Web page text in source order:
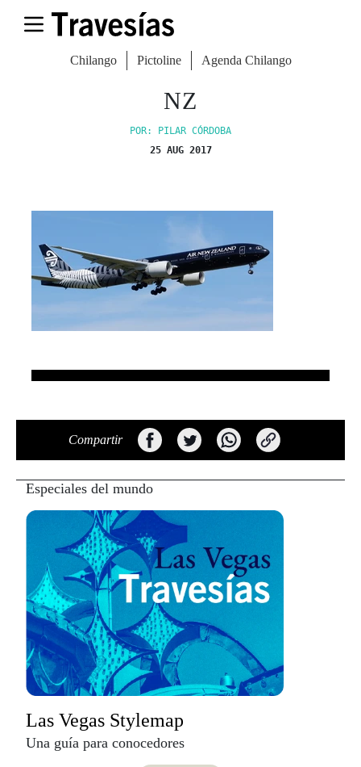
Chilango Pictoline Agenda Chilango
NZ
POR: PILAR CÓRDOBA
25 AUG 2017
Compartir
Especiales del mundo
Las Vegas Stylemap
Una guía para conocedores